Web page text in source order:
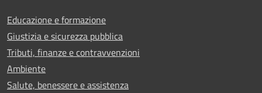
Educazione e formazione
Giustizia e sicurezza pubblica
Tributi, finanze e contravvenzioni
Ambiente
Salute, benessere e assistenza